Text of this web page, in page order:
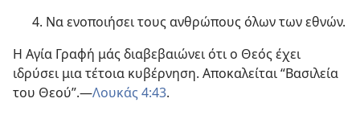
4. Να ενοποιήσει τους ανθρώπους όλων των εθνών.
Η Αγία Γραφή μάς διαβεβαιώνει ότι ο Θεός έχει
ιδρύσει μια τέτοια κυβέρνηση. Αποκαλείται “Βασιλεία
του Θεού”.​—Λουκάς 4:43.